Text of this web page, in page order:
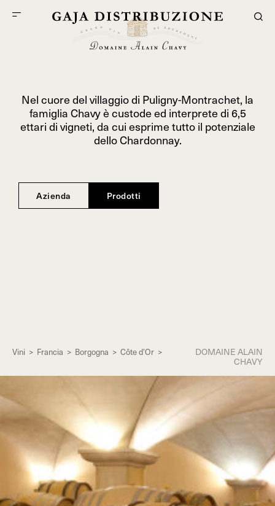
Nel cuore del villaggio di Puligny-Montrachet, la
famiglia Chavy è custode ed interprete di 6,5
ettari di vigneti, da cui esprime tutto il potenziale
dello Chardonnay.
Azienda Prodotti
Vini > Francia > Borgogna > Côte d’Or >
DOMAINE ALAIN
CHAVY